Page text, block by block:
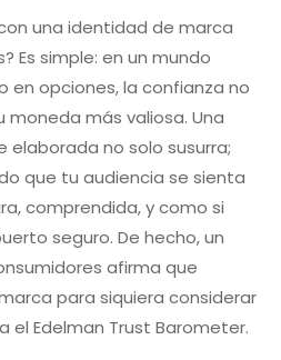
una identidad de marca
Es simple: en un mundo
opciones, la confianza no
más valiosa. Una
no solo susurra;
que tu audiencia se sienta
comprendida, y como si
seguro. De hecho, un
afirma que
para siquiera considerar
el Edelman Trust Barometer.